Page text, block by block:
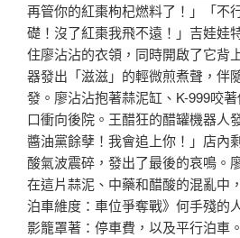
再管你的紅棗枸杞燃料了！」「不
礎！沒了紅棗我飛不遠！」吉娃娃
住廖沾沾的衣領，同時開啟了它背
器發出「滋滋」的輕微煎煮聲，伴
發。廖沾沾抱著蒜泥缸、K-999咬
口衝向後院。王醋狂的醋罐機器人
醬油黨餘孽！我會追上你！」店內
酸氣波震碎，發出了最後的哀鳴。
在這片蒜泥、中藥和醋酸的混亂中
泊車維度：車位爭奪戰》何手殘的
影籠罩著：停車費，以及平行泊車